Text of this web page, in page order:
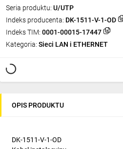
Seria produktu: U/UTP
Indeks producenta: DK-1511-V-1-OD
Indeks TIM: 0001-00015-17447
Kategoria: Sieci LAN i ETHERNET
OPIS PRODUKTU
DK-1511-V-1-OD